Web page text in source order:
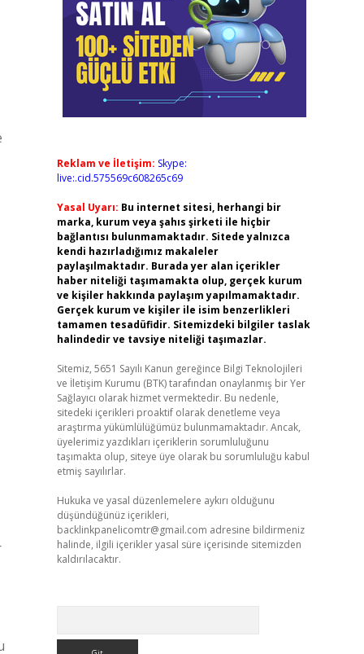
Reklam ve İletişim: Skype:
live:.cid.575569c608265c69
Yasal Uyarı: Bu internet sitesi, herhangi bir
marka, kurum veya şahıs şirketi ile hiçbir
bağlantısı bulunmamaktadır. Sitede yalnızca
kendi hazırladığımız makaleler
paylaşılmaktadır. Burada yer alan içerikler
haber niteliği taşımamakta olup, gerçek kurum
ve kişiler hakkında paylaşım yapılmamaktadır.
Gerçek kurum ve kişiler ile isim benzerlikleri
tamamen tesadüfidir. Sitemizdeki bilgiler taslak
halindedir ve tavsiye niteliği taşımazlar.
Sitemiz, 5651 Sayılı Kanun gereğince Bilgi Teknolojileri
ve İletişim Kurumu (BTK) tarafından onaylanmış bir Yer
Sağlayıcı olarak hizmet vermektedir. Bu nedenle,
sitedeki içerikleri proaktif olarak denetleme veya
araştırma yükümlülüğümüz bulunmamaktadır. Ancak,
üyelerimiz yazdıkları içeriklerin sorumluluğunu
taşımakta olup, siteye üye olarak bu sorumluluğu kabul
etmiş sayılırlar.
Hukuka ve yasal düzenlemelere aykırı olduğunu
düşündüğünüz içerikleri,
backlinkpanelicomtr@gmail.com adresine bildirmeniz
halinde, ilgili içerikler yasal süre içerisinde sitemizden
kaldırılacaktır.